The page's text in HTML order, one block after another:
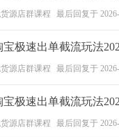
源店群课程 最后回复于
极速出单截流玩法
源店群课程 最后回复于
极速出单截流玩法
源店群课程 最后回复于